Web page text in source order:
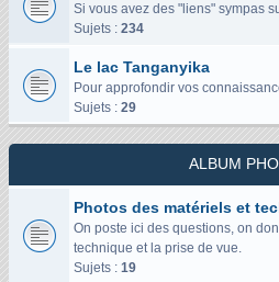
Si vous avez des "liens" sympas
Sujets : 234
Le lac Tanganyika
Pour approfondir vos
Sujets : 29
ALBUM
Photos des matériels et
On poste ici des questions, on
technique et la prise de vue.
Sujets : 19